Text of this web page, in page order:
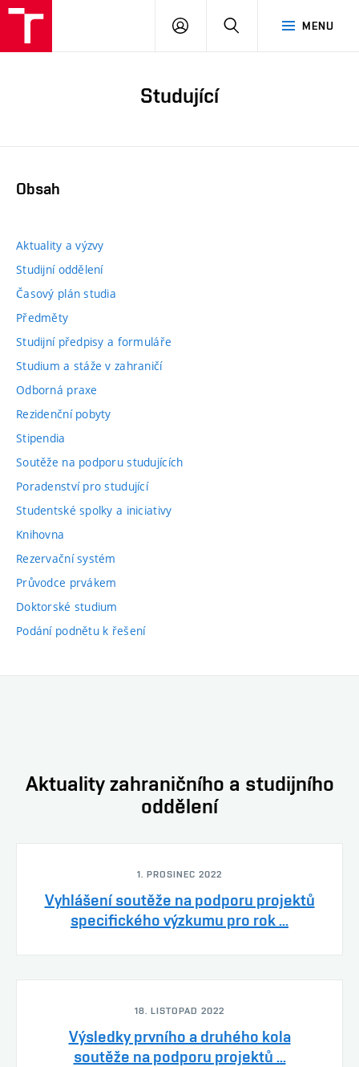
MENU
PŘIHLÁSIT
Studující
Obsah
Aktuality a výzvy
Studijní oddělení
Časový plán studia
Předměty
Studijní předpisy a formuláře
Studium a stáže v zahraničí
Odborná praxe
Rezidenční pobyty
Stipendia
Soutěže na podporu studujících
Poradenství pro studující
Studentské spolky a iniciativy
Knihovna
Rezervační systém
Průvodce prvákem
Doktorské studium
Podání podnětu k řešení
Aktuality zahraničního a studijního
oddělení
1. PROSINEC 2022
Vyhlášení soutěže na podporu projektů
specifického výzkumu pro rok ...
18. LISTOPAD 2022
Výsledky prvního a druhého kola
soutěže na podporu projektů ...